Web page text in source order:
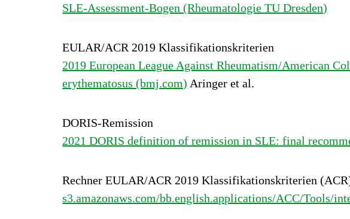
SLE-Assessment-Bogen (Rheumatologie TU Dresden)
EULAR/ACR 2019 Klassifikationskriterien
2019 European League Against Rheumatism/American
erythematosus (bmj.com) Aringer et al.
DORIS-Remission
2021 DORIS definition of remission in SLE: final
Rechner EULAR/ACR 2019 Klassifikationskriterien
s3.amazonaws.com/bb.english.applications/ACC/Tools/